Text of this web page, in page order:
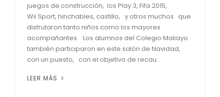
juegos de construcción, los Play 3, Fifa 2015,
Wii Sport, hinchables, castillo, y otros muchos que
disfrutaron tanto niños como los mayores
acompañantes. Los alumnos del Colegio Maliayo
también participaron en este salón de Navidad,
con un puesto, con el objetivo de recau...
LEER MÁS